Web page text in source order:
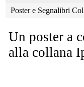
Poster e Segnalibri
Un poster a
alla collana